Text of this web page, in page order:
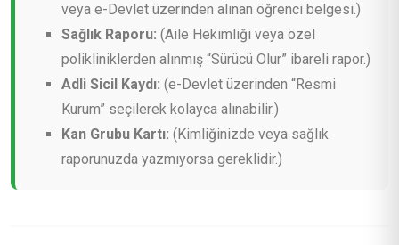
veya e-Devlet üzerinden alınan öğrenci belgesi.)
Sağlık Raporu: (Aile Hekimliği veya özel
polikliniklerden alınmış “Sürücü Olur” ibareli rapor.)
Adli Sicil Kaydı: (e-Devlet üzerinden “Resmi
Kurum” seçilerek kolayca alınabilir.)
Kan Grubu Kartı: (Kimliğinizde veya sağlık
raporunuzda yazmıyorsa gereklidir.)